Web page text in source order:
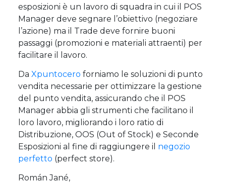
esposizioni è un lavoro di squadra in cui il POS
Manager deve segnare l’obiettivo (negoziare
l’azione) ma il Trade deve fornire buoni
passaggi (promozioni e materiali attraenti) per
facilitare il lavoro.
Da Xpuntocero forniamo le soluzioni di punto
vendita necessarie per ottimizzare la gestione
del punto vendita, assicurando che il POS
Manager abbia gli strumenti che facilitano il
loro lavoro, migliorando i loro ratio di
Distribuzione, OOS (Out of Stock) e Seconde
Esposizioni al fine di raggiungere il negozio
perfetto (perfect store).
Román Jané,